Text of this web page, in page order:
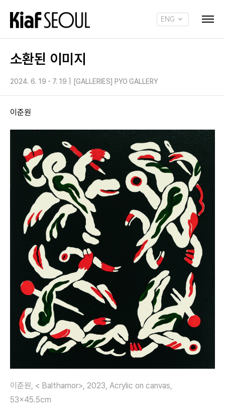
ENG
소환된 이미지
2024. 6. 19 - 7. 19 [GALLERIES] PYO GALLERY
이준원
이준원, < Balthamor>, 2023, Acrylic on canvas,
53×45.5cm